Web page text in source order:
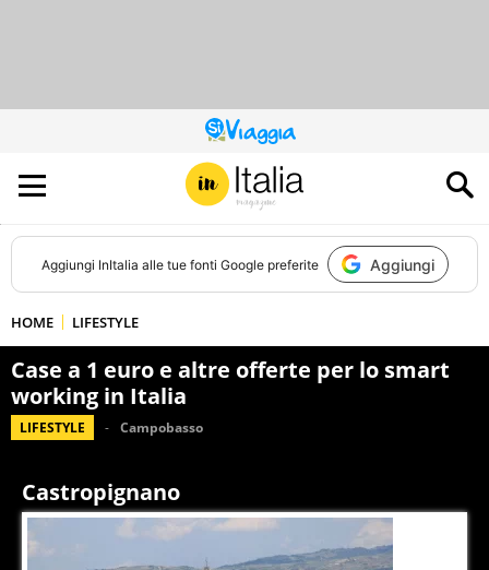
QUESTO
SITO
CONTRIBUISCE
ALL’AUDIENCE
DI
Aggiungi InItalia alle tue fonti Google preferite Aggiungi
HOME LIFESTYLE
Case a 1 euro e altre offerte per lo smart
working in Italia
LIFESTYLE Campobasso
Castropignano